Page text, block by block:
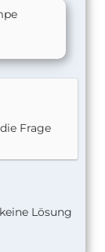
Frage
Lösung